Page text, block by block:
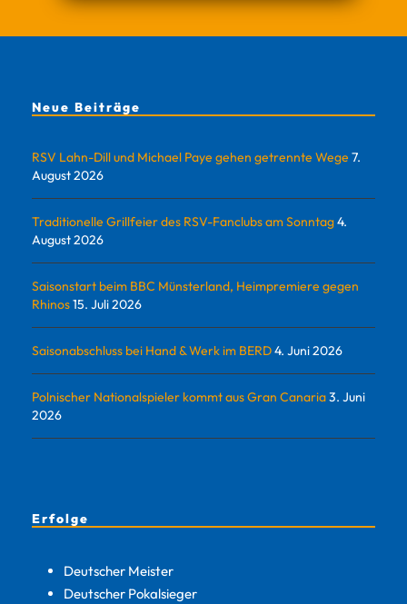
Neue Beiträge
RSV Lahn-Dill und Michael Paye gehen getrennte Wege 7.
August 2026
Traditionelle Grillfeier des RSV-Fanclubs am Sonntag4.
August 2026
Saisonstart beim BBC Münsterland, Heimpremiere gegen
Rhinos15. Juli 2026
Saisonabschluss bei Hand & Werk im BERD4. Juni 2026
Polnischer Nationalspieler kommt aus Gran Canaria3. Juni
2026
Erfolge
Deutscher Meister
Deutscher Pokalsieger